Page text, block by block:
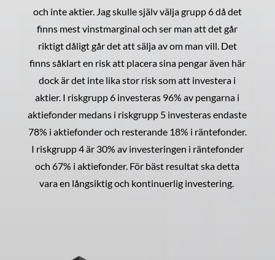
och inte aktier. Jag skulle själv välja grupp 6 då det
finns mest vinstmarginal och ser man att det går
riktigt dåligt går det att sälja av om man vill. Det
finns såklart en risk att placera sina pengar även här
dock är det inte lika stor risk som att investera i
aktier. I riskgrupp 6 investeras 96% av pengarna i
aktiefonder medans i riskgrupp 5 investeras endaste
78% i aktiefonder och resterande 18% i räntefonder.
I riskgrupp 4 är 30% av investeringen i räntefonder
och 67% i aktiefonder. För bäst resultat ska detta
vara en långsiktig och kontinuerlig investering.